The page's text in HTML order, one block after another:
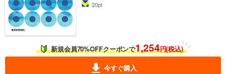
20pt
新規会員70%OFFクーポンで1,254円(税込)
今すぐ購入